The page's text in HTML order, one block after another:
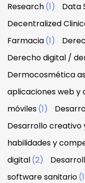
Research(1) Data
Decentralized
Farmacia(1)
Derecho digital /
Dermocosmética
aplicaciones web y
móviles(1)
Desarrollo creativo
habilidades y
digital(2)
software sanitario